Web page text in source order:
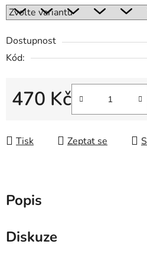
Dostupnost
Kód:
470 Kč
Tisk Zeptat se
Popis
Diskuze